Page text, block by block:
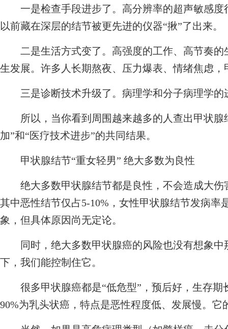
一是检查手段进步了。高分辨率的超声敏感度
以前藏在深层的结节被更先进的仪器“揪”了出来。
二是生活方式变了。高强度的工作、高节奏的
生发展。许多人长期熬夜、压力爆表、情绪焦虑
三是诊断技术升级了。病理学和分子病理学的
所以，当你看到周围越来越多的人查出甲状腺
加”和“医疗技术进步”的共同结果。
甲状腺结节“重女轻男” 绝大多数为良性
绝大多数甲状腺结节都是良性，不会造成大伤
其中恶性结节仅占5-10%，女性甲状腺结节发病率
象，但具体原因尚无定论。
同时，绝大多数甲状腺癌的风险也没有想象中
下，我们能控制住它。
很多甲状腺癌都是“低危型”，预后好，生存期
90%为乳头状癌，特点是恶性程度低、发展慢。它